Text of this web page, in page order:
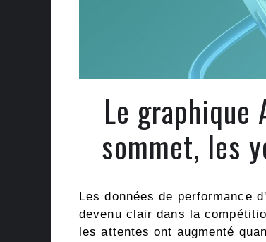
Le graphique
sommet, les
Les données de performance
devenu clair dans la
les attentes ont augmenté